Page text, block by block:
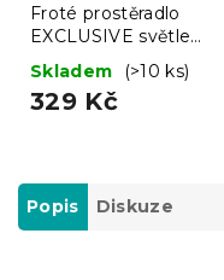
Froté prostěradlo
EXCLUSIVE světle
modré 180 x 200 cm
Skladem (>10 ks)
329 Kč
Popis Diskuze